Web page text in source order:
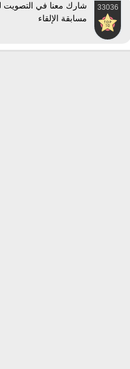
33036
شارك معنا في التصويت
مسابقة الإلقاء